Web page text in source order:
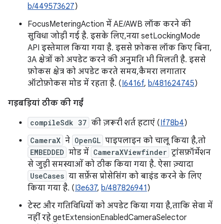
b/449573627)
FocusMeteringAction में AE/AWB लॉक करने की
सुविधा जोड़ी गई है. इसके लिए, नया setLockingMode
API इस्तेमाल किया गया है. इससे फ़ोकस लॉक किए बिना,
3A क्षेत्रों को अपडेट करने की अनुमति भी मिलती है. इससे
फ़ोकस क्षेत्र को अपडेट करते समय, कैमरा लगातार
ऑटोफ़ोकस मोड में रहता है. (I6416f, b/481624745)
गड़बड़ियां ठीक की गईं
compileSdk 37 की ज़रूरी शर्त हटाएं (If78b4)
CameraX ने OpenGL पाइपलाइन को चालू किया है, तो
EMBEDDED मोड में CameraXViewfinder ट्रांसफ़ॉर्मेशन
से जुड़ी समस्याओं को ठीक किया गया है. ऐसा ज़्यादा
UseCases या सर्फ़ेस प्रोसेसिंग को बाइंड करने के लिए
किया गया है. (I3e637, b/487826941 )
टेस्ट और गतिविधियों को अपडेट किया गया है, ताकि सेवा में
नहीं रहे getExtensionEnabledCameraSelector